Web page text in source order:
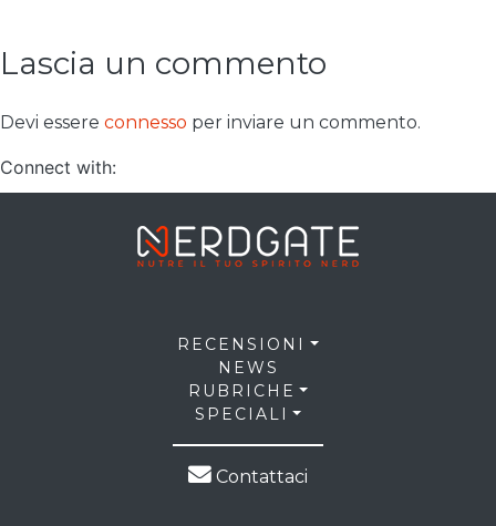
Lascia un commento
Devi essere connesso per inviare un commento.
Connect with:
RECENSIONI
NEWS
RUBRICHE
SPECIALI
Contattaci